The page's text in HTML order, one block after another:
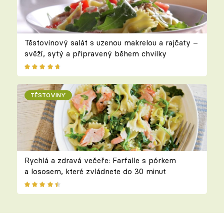
Těstovinový salát s uzenou makrelou a rajčaty –
svěží, sytý a připravený během chvilky
TĚSTOVINY
Rychlá a zdravá večeře: Farfalle s pórkem
a lososem, které zvládnete do 30 minut